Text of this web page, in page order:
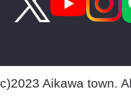
Aikawa town.